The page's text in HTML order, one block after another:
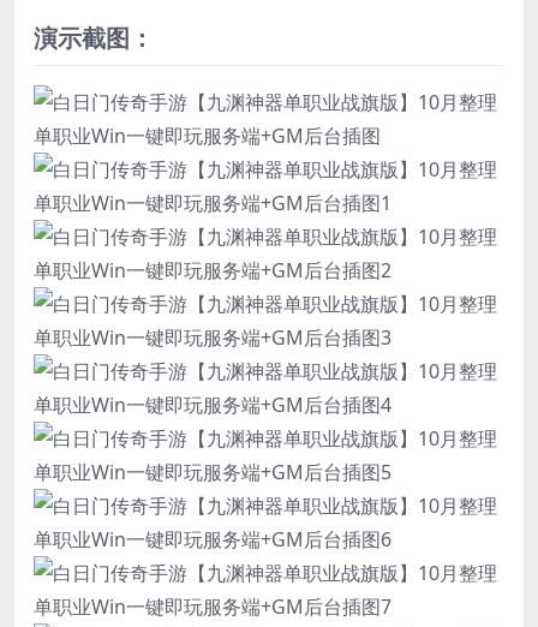
演示截图：